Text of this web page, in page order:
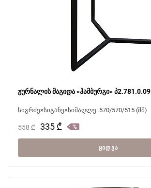
ჟურნალის მაგიდა «ჰამბურგი» პ2.781.0.09
სიგრძე×სიგანე×სიმაღლე: 570/570/515 (მმ)
558₾ 335 ₾
ᲧᲘᲓᲕᲐ